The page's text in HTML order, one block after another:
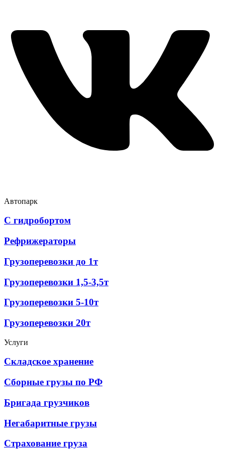
Автопарк
С гидробортом
Рефрижераторы
Грузоперевозки до 1т
Грузоперевозки 1,5-3,5т
Грузоперевозки 5-10т
Грузоперевозки 20т
Услуги
Складское хранение
Сборные грузы по РФ
Бригада грузчиков
Негабаритные грузы
Страхование груза